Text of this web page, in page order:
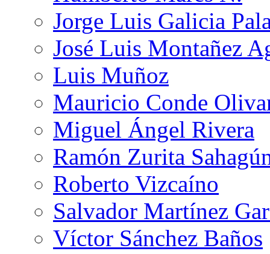
Jorge Luis Galicia
José Luis Montañez
Luis Muñoz
Mauricio Conde
Miguel Ángel Rivera
Ramón Zurita
Roberto Vizcaíno
Salvador Martínez
Víctor Sánchez Baños